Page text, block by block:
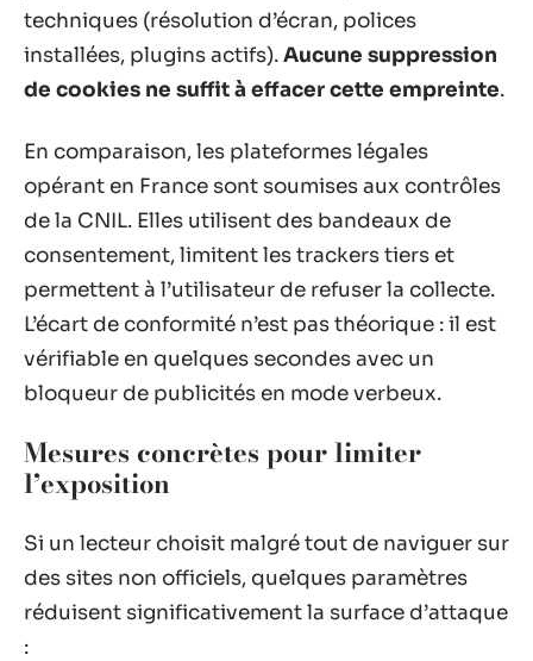
techniques (résolution d’écran, polices
installées, plugins actifs).Aucune suppression
de cookies ne suffit à effacer cette empreinte.
En comparaison, les plateformes légales
opérant en France sont soumises aux contrôles
de la CNIL. Elles utilisent des bandeaux de
consentement, limitent les trackers tiers et
permettent à l’utilisateur de refuser la collecte.
L’écart de conformité n’est pas théorique : il est
vérifiable en quelques secondes avec un
bloqueur de publicités en mode verbeux.
Mesures concrètes pour limiter
l’exposition
Si un lecteur choisit malgré tout de naviguer sur
des sites non officiels, quelques paramètres
réduisent significativement la surface d’attaque
: